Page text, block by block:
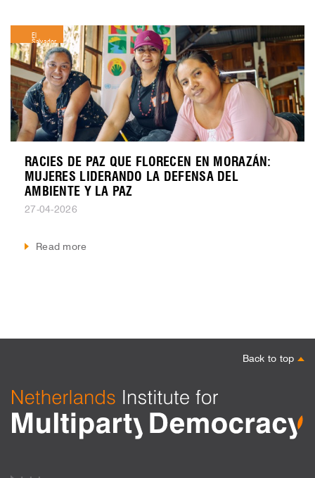
RACIES DE PAZ QUE FLORECEN EN MORAZÁN:
MUJERES LIDERANDO LA DEFENSA DEL
AMBIENTE Y LA PAZ
27-04-2026
Read more
El
Salvador
Back to top